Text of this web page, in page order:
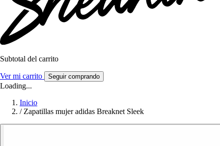
Subtotal del carrito
Ver mi carrito Seguir comprando
Loading...
Inicio
/ Zapatillas mujer adidas Breaknet Sleek